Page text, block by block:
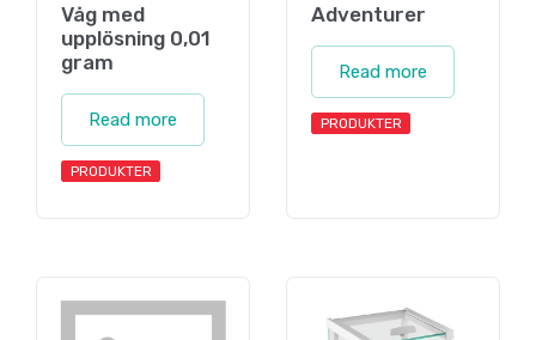
Våg med
upplösning 0,01
gram
Read more
PRODUKTER
Adventurer
Read more
PRODUKTER